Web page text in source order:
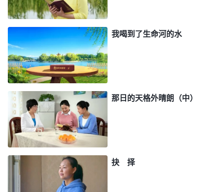
好追求真理，不再去争夺地位了。第二天聚会时，我
就向弟兄姊妹敞开亮相自己这段时间争夺地位的败坏
性情，以及怎样经历神话语的审判刑罚的，当我交通
完后，心里特别轻松释放，弟兄姊妹也从我的交通中
得到一些造就，都向神献上感恩、赞美。在之后的尽
意识地祷告神，背叛自己不对的存心，多读神审判揭
示人狂妄自大、追逐名利的的话语，在神的话中反省
认识自己，并结合自己的经历与弟兄姊妹敞开心交
通，这样经历一段时间，不知不觉我不像以前那么注
重名誉地位了，能踏踏实实地尽本分了。看到自己的
这些变化，我就认为自己的生命性情有些变化了，但
我喝到了生命河的水
那日的天格外晴朗（中）
抉 择